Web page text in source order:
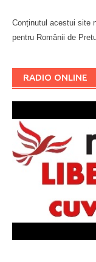
Conținutul acestui site
pentru Românii de
RADIO ONLINE